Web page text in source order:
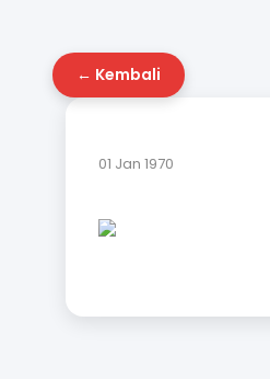
← Kembali
01 Jan 1970